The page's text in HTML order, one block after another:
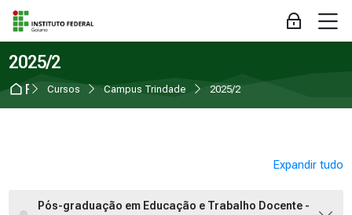
Skip to navigation
Skip to login form
Ir para o conteúdo principal
Skip to accessibility options
Skip to footer
Skip accessibility options
Acessar
2025/2
Página inicial
Cursos Campus Trindade 2025/2
Expandir tudo
Pós-graduação em Educação e Trabalho Docente -